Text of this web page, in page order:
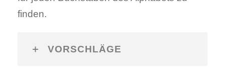
finden.
VORSCHLÄGE